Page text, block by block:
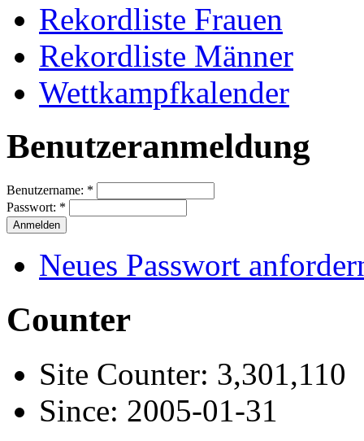
Rekordliste Frauen
Rekordliste Männer
Wettkampfkalender
Benutzeranmeldung
Benutzername: *
Passwort: *
Neues Passwort
Counter
Site Counter: 3,301,110
Since: 2005-01-31